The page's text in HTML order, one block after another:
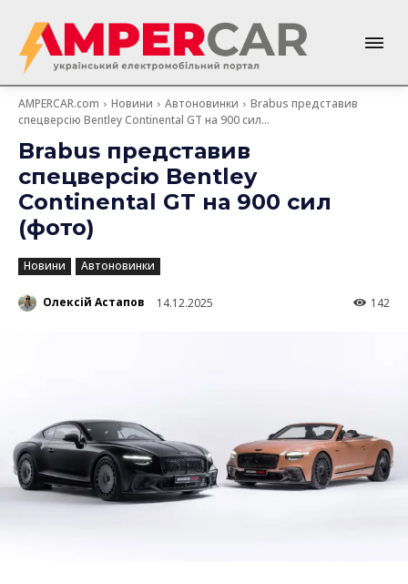
AMPERCAR.com Новини Автоновинки
Brabus представив
спецверсію Bentley Continental GT на 900 сил...
Brabus представив
спецверсію Bentley
Continental GT на 900 сил
(фото)
Новини Автоновинки
Олексій Астапов 14.12.2025 142